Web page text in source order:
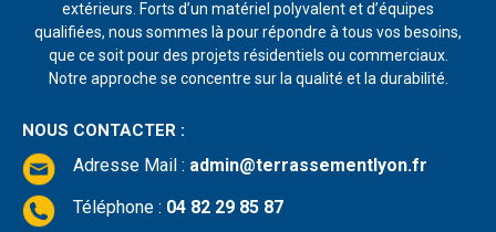
extérieurs. Forts d’un matériel polyvalent et d’équipes
qualifiées, nous sommes là pour répondre à tous vos besoins,
que ce soit pour des projets résidentiels ou commerciaux.
Notre approche se concentre sur la qualité et la durabilité.
NOUS CONTACTER :
Adresse Mail : admin@terrassementlyon.fr
Téléphone : 04 82 29 85 87